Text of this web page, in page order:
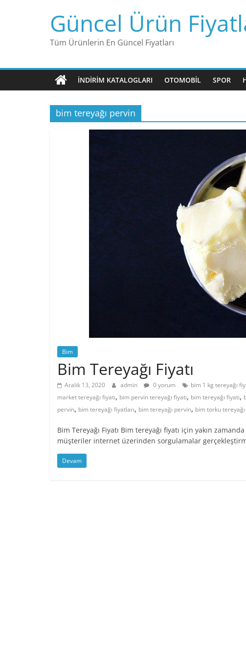
Güncel Ürün
Tüm Ürünlerin En Güncel Fiyatları
İNDIRIM KATALOGLARI OTOMOBIL SPOR
bim tereyağı pervin
Bim
Bim Tereyağı Fiyatı
Aralık 13, 2020 admin 0 yorum bim 1 kg tereyağı
market tereyağı fiyatı, bim pervin tereyağı fiyatı, bim tereyağı fiyatı,
pervin, bim tereyağı fiyatları, bim tereyağı pervin, bim torku tereyağı
Bim Tereyağı Fiyatı Bim tereyağı fiyatı için yakın
müşteriler internet üzerinden sorgulamalar
Devam